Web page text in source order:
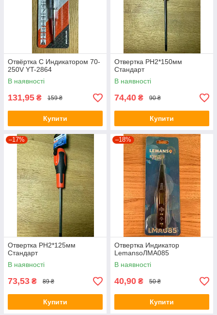
Отвёртка С Индикатором 70-
250V YT-2864
В наявності
131,95 ₴ 159 ₴
Купити
Отвертка PH2*150мм
Стандарт
В наявності
74,40 ₴ 90 ₴
Купити
–17%
Отвертка РН2*125мм
Стандарт
В наявності
73,53 ₴ 89 ₴
Купити
–18%
Отвертка Индикатор
LemansoЛМА085
В наявності
40,90 ₴ 50 ₴
Купити